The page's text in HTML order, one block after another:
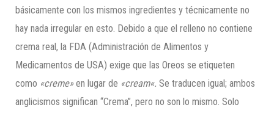
básicamente con los mismos ingredientes y técnicamente no
hay nada irregular en esto. Debido a que el relleno no contiene
crema real, la FDA (Administración de Alimentos y
Medicamentos de USA) exige que las Oreos se etiqueten
como «creme»en lugar de «cream«. Se traducen igual; ambos
anglicismos significan “Crema”, pero no son lo mismo. Solo